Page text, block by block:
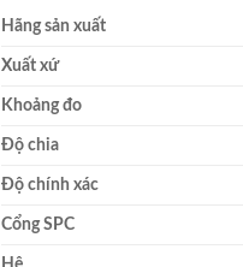
Hãng sản xuất
Xuất xứ
Khoảng đo
Độ chia
Độ chính xác
Cổng SPC